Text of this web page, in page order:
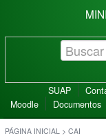
SUAP
Moodle
Documentos
PÁGINA INICIAL > CAI